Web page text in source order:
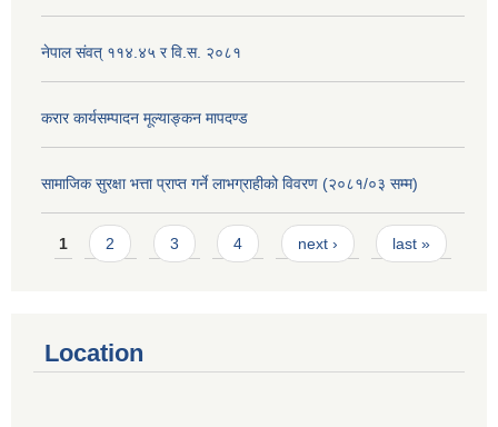
नेपाल संवत् ११४.४५ र वि.स. २०८१
करार कार्यसम्पादन मूल्याङ्कन मापदण्ड
सामाजिक सुरक्षा भत्ता प्राप्त गर्ने लाभग्राहीको विवरण (२०८१/०३ सम्म)
Pages
1 2 3 4 next › last »
Location